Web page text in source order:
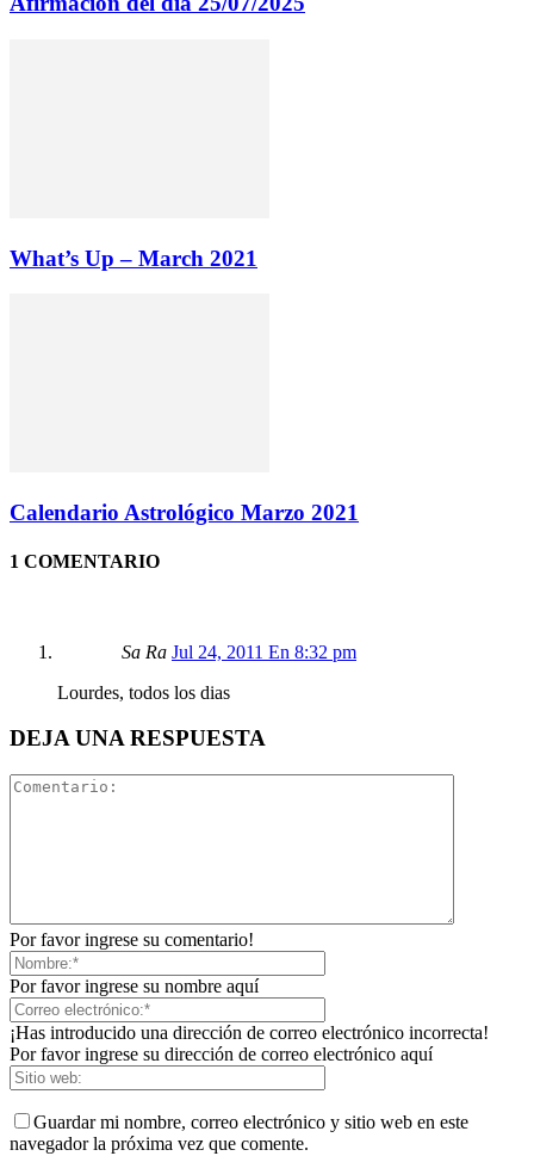
What’s Up – March 2021
Calendario Astrológico Marzo 2021
1 COMENTARIO
Sa Ra Jul 24, 2011 En 8:32 pm
Lourdes, todos los dias
DEJA UNA RESPUESTA
Por favor ingrese su comentario!
Por favor ingrese su nombre aquí
¡Has introducido una dirección de correo electrónico incorrecta!
Por favor ingrese su dirección de correo electrónico aquí
Guardar mi nombre, correo electrónico y sitio web en este
navegador la próxima vez que comente.